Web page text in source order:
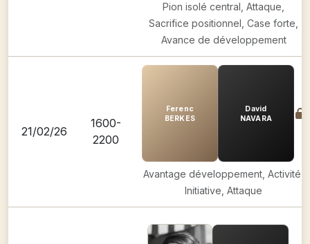
Pion isolé central, Attaque,
Sacrifice positionnel, Case forte,
Avance de développement
21/02/26
1600-
2200
Ferenc
BERKES
David
NAVARA
Avantage développement, Activité,
Initiative, Attaque